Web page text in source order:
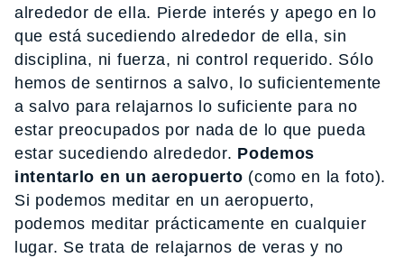
alrededor de ella. Pierde interés y apego en lo
que está sucediendo alrededor de ella, sin
disciplina, ni fuerza, ni control requerido. Sólo
hemos de sentirnos a salvo, lo suficientemente
a salvo para relajarnos lo suficiente para no
estar preocupados por nada de lo que pueda
estar sucediendo alrededor. Podemos
intentarlo en un aeropuerto (como en la foto).
Si podemos meditar en un aeropuerto,
podemos meditar prácticamente en cualquier
lugar. Se trata de relajarnos de veras y no